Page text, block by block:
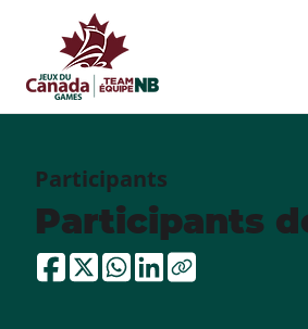
Participants
Participants